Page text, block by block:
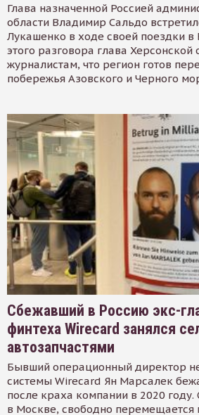
Глава назначенной Россией
области Владимир Сальдо
Лукашенко в ходе своей поездки в
этого разговора глава Херсонской
журналистам, что регион готов
побережья Азовского и Черного
Сбежавший в Россию экс-
финтеха Wirecard занялся
автозапчастями
Бывший операционный директор
системы Wirecard Ян Марсалек
после краха компании в 2020 году.
в Москве, свободно перемещается